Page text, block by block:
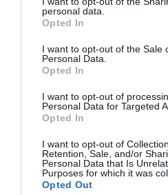
grant or deny consent to Google
use your data for below
consent section.
personal data.
Opted In
I want to opt-out of the Sale
Personal Data.
Opted In
I want to opt-out of
Personal Data for Targeted
Opted In
I want to opt-out of
Retention, Sale, and/or
Personal Data that Is
Purposes for which it was
Opted Out